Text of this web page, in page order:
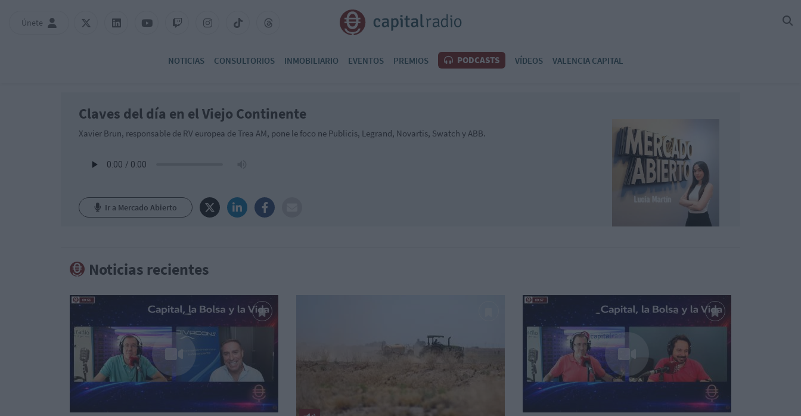
Únete
NOTICIAS CONSULTORIOS INMOBILIARIO EVENTOS PREMIOS PODCASTS VÍDEOS VALENCIA CAPITAL
Claves del día en el Viejo Continente
Xavier Brun, responsable de RV europea de Trea AM, pone le foco ne Publicis, Legrand, Novartis, Swatch y ABB.
Ir a Mercado Abierto
Noticias recientes